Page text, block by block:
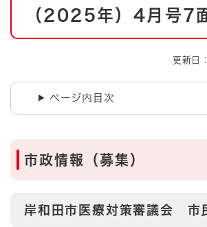
（2025年）4月号7
更新日
ページ内目次
市政情報（募集）​​
岸和田市医療対策審議会 市